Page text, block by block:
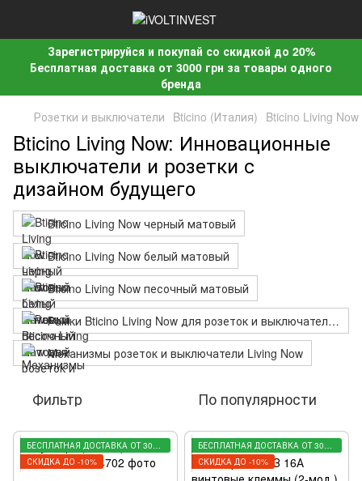
Зарегистрируйся и покупай со скидкой до 20%
Бесплатная доставка от 3000 грн за товары одного
бренда
Розетки и выключатели Bticino (Италия) Bticino Living Now
Bticino Living Now: Инновационные
выключатели и розетки с
дизайном будущего
Bticino Living Now черный матовый
Bticino Living Now белый матовый
Bticino Living Now песочный матовый
Рамки Bticino Living Now для розеток и выключателей
Механизмы розеток и выключатели Living Now
Фильтр По популярности
БЕСПЛАТНАЯ ДОСТАВКА ОТ 3000 ГРН
СКИДКА ДО -10%
БЕСПЛАТНАЯ ДОСТАВКА ОТ 3000 ГРН
СКИДКА ДО -10%